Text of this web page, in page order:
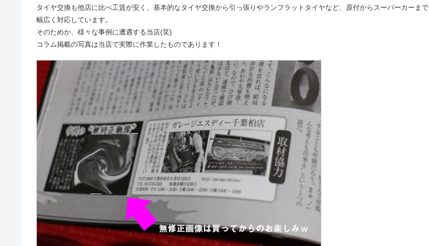
タイヤ交換も他店に比べ工賃が安く、基本的なタイヤ交換から引っ張りやランフラットタイヤなど、原付からスーパーカーまで
幅広く対応しています。
そのためか、様々な事例に遭遇する当店(笑)
コラム掲載の写真は当店で実際に作業したものであります！